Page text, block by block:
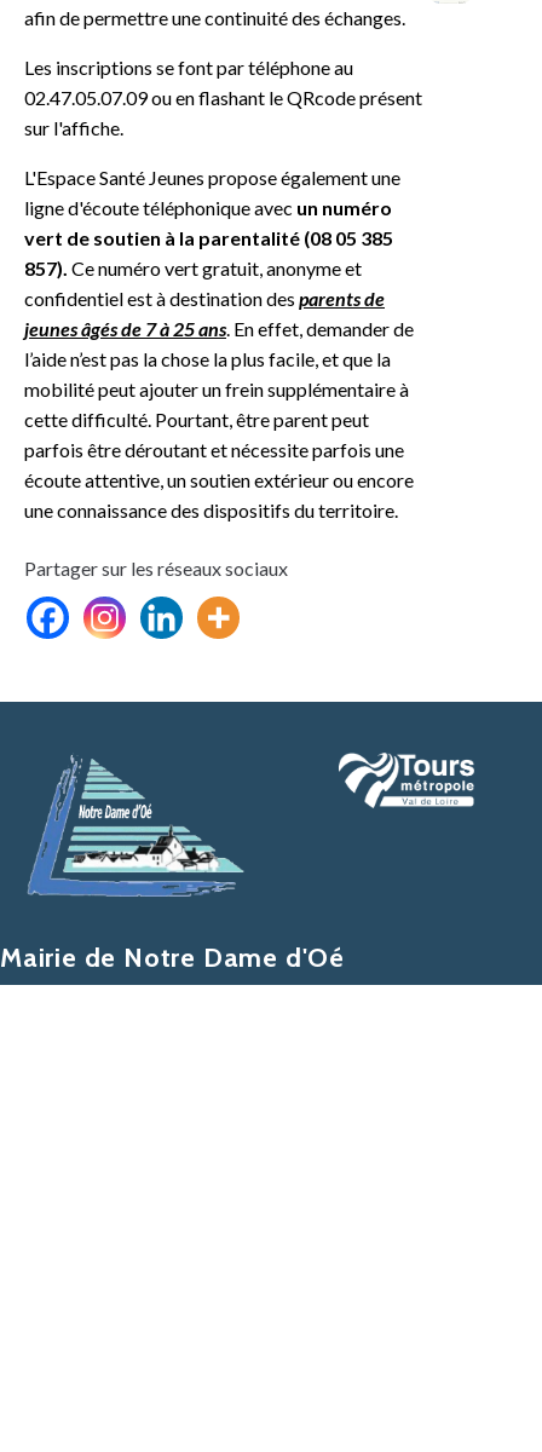
afin de permettre une continuité des échanges.
Les inscriptions se font par téléphone au
02.47.05.07.09 ou en flashant le QRcode présent
sur l'affiche.
L'Espace Santé Jeunes propose également une
ligne d'écoute téléphonique avec un numéro
vert de soutien à la parentalité (08 05 385
857). Ce numéro vert gratuit, anonyme et
confidentiel est à destination des parents de
jeunes âgés de 7 à 25 ans . En effet, demander de
l’aide n’est pas la chose la plus facile, et que la
mobilité peut ajouter un frein supplémentaire à
cette difficulté. Pourtant, être parent peut
parfois être déroutant et nécessite parfois une
écoute attentive, un soutien extérieur ou encore
une connaissance des dispositifs du territoire.
Partager sur les réseaux sociaux
Mairie de Notre Dame d'Oé